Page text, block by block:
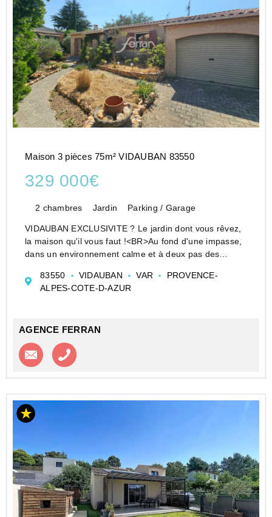
Maison 3 pièces 75m² VIDAUBAN 83550
329 000€
2 chambres Jardin Parking / Garage
VIDAUBAN EXCLUSIVITE ? Le jardin dont vous rêvez,
la maison qu'il vous faut !<BR>Au fond d'une impasse,
dans un environnement calme et à deux pas des
75 m² implantée sur un très beau terrain d...
83550 VIDAUBAN VAR
PROVENCE-
ALPES-COTE-D-AZUR
AGENCE FERRAN
Contacter l'agence